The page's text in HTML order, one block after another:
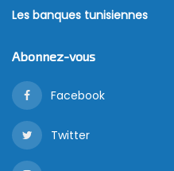
Les banques tunisiennes
Abonnez-vous
Facebook
Twitter